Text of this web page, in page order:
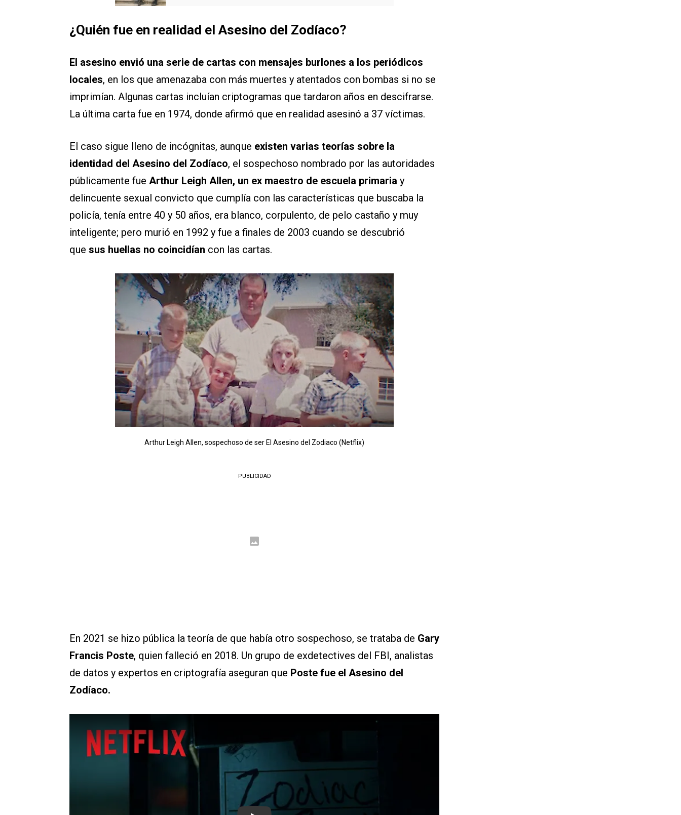
¿Quién fue en realidad elAsesino del Zodíaco?
El asesino envió una serie de cartas con mensajes burlones a los periódicos
locales, en los que amenazaba con más muertes y atentados con bombas si no se
imprimían. Algunas cartas incluían criptogramas que tardaron años en descifrarse.
La última carta fue en 1974, donde afirmó que en realidad asesinó a 37 víctimas.
El caso sigue lleno de incógnitas, aunque existen varias teorías sobre la
identidad del Asesino del Zodíaco, el sospechoso nombrado por las autoridades
públicamente fue Arthur Leigh Allen, un ex maestro de escuela primaria y
delincuente sexual convicto que cumplía con las características que buscaba la
policía, tenía entre 40 y 50 años, era blanco, corpulento, de pelo castaño y muy
inteligente; pero murió en 1992 y fue a finales de 2003 cuando se descubrió
que sus huellas no coincidían con las cartas.
Arthur Leigh Allen, sospechoso de ser El Asesino del Zodiaco (Netflix)
PUBLICIDAD
En 2021 se hizo pública la teoría de que había otro sospechoso, se trataba de Gary
Francis Poste, quien falleció en 2018. Un grupo de exdetectives del FBI, analistas
de datos y expertos en criptografía aseguran que Poste fue el Asesino del
Zodíaco.